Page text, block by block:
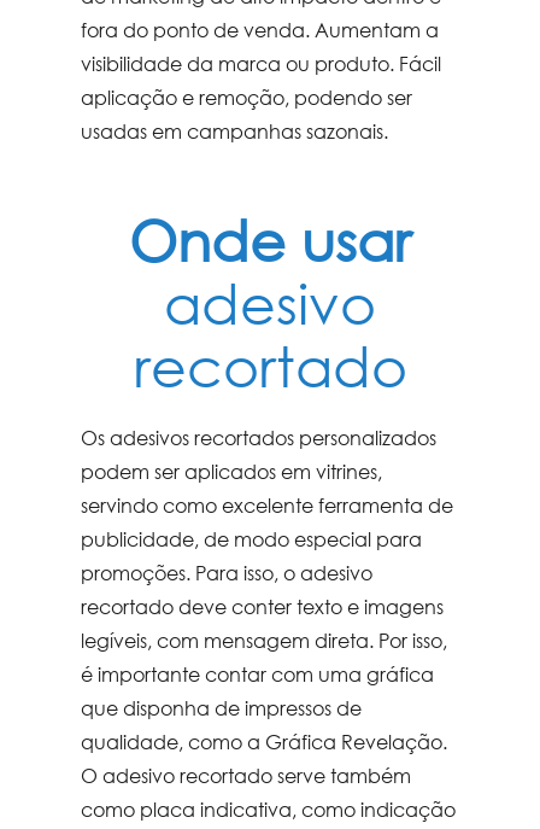
fora do ponto de venda. Aumentam a
visibilidade da marca ou produto. Fácil
aplicação e remoção, podendo ser
usadas em campanhas sazonais.
Onde usar
adesivo
recortado
Os adesivos recortados personalizados
podem ser aplicados em vitrines,
servindo como excelente ferramenta de
publicidade, de modo especial para
promoções. Para isso, oadesivo
recortado deve conter texto e imagens
legíveis, com mensagem direta. Por isso,
é importante contar com uma gráfica
que disponha de impressos de
qualidade, como a Gráfica Revelação.
Oadesivo recortado serve também
como placa indicativa, como indicação